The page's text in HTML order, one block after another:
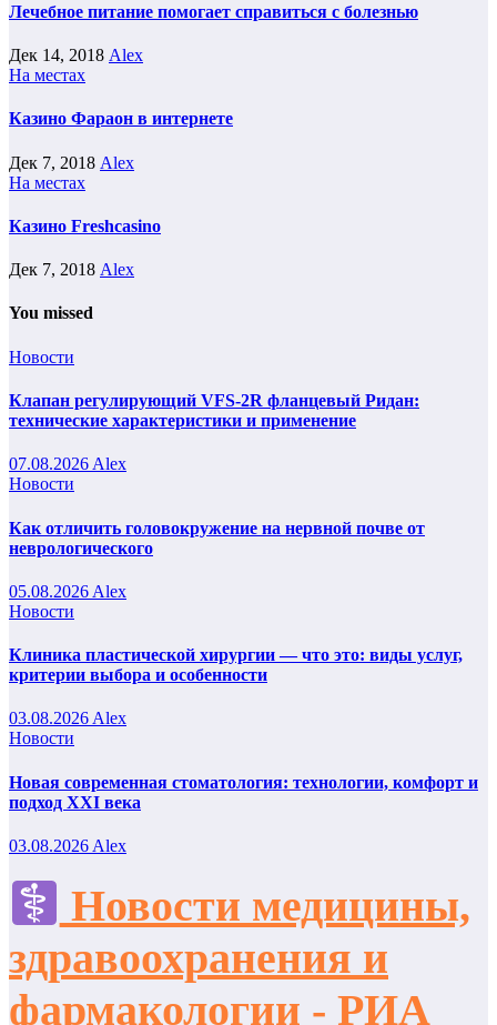
Лечебное питание помогает справиться с болезнью
Дек 14, 2018 Alex
На местах
Казино Фараон в интернете
Дек 7, 2018 Alex
На местах
Казино Freshcasino
Дек 7, 2018 Alex
You missed
Новости
Клапан регулирующий VFS-2R фланцевый Ридан:
технические характеристики и применение
07.08.2026 Alex
Новости
Как отличить головокружение на нервной почве от
неврологического
05.08.2026 Alex
Новости
Клиника пластической хирургии — что это: виды услуг,
критерии выбора и особенности
03.08.2026 Alex
Новости
Новая современная стоматология: технологии, комфорт и
подход XXI века
03.08.2026 Alex
Новости медицины,
здравоохранения и
фармакологии - РИА